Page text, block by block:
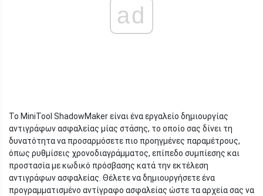
ad
Το MiniTool ShadowMaker είναι ένα εργαλείο δημιουργίας
αντιγράφων ασφαλείας μίας στάσης, το οποίο σας δίνει τη
δυνατότητα να προσαρμόσετε πιο προηγμένες παραμέτρους,
όπως ρυθμίσεις χρονοδιαγράμματος, επίπεδο συμπίεσης και
προστασία με κωδικό πρόσβασης κατά την εκτέλεση
αντιγράφων ασφαλείας. Θέλετε να δημιουργήσετε ένα
προγραμματισμένο αντίγραφο ασφαλείας ώστε τα αρχεία σας να